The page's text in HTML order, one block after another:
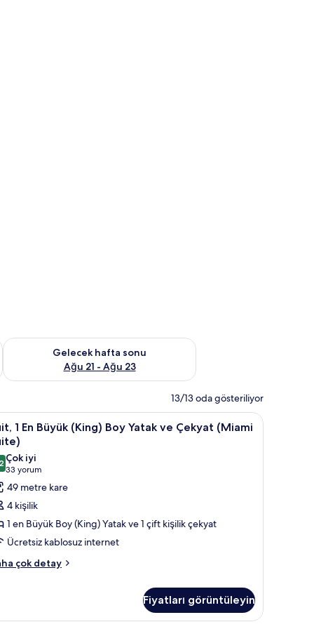
14 - Ağu 16
Gelecek hafta sonu
Ağu 21 - Ağu 23
Önümüzdeki hafta sonu için müsaitliği kontrol et Ağu 21 -
13/13 oda gösteriliyor
Süit, 1 En Büyük (King) Boy Yatak ve
6 1 En Büyük (King) Boy Yatak ve Çekyat (Miami
/ 10
Çok iyi
33 yorum
(33
yorum)
49 metre kare
4 kişilik
1 en Büyük Boy (King) Yatak ve 1 çift kişilik çekyat
Ücretsiz kablosuz internet
çok detay
Fiyatları görüntüleyin